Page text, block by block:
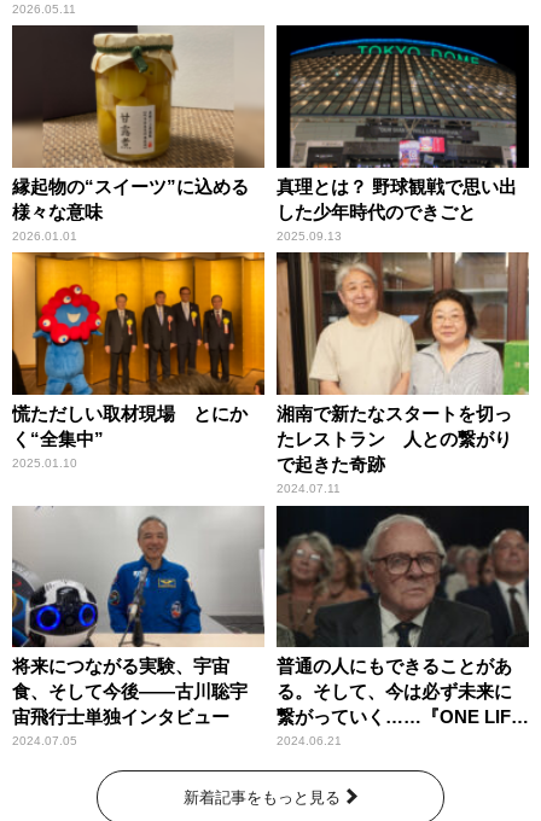
2026.05.11
縁起物の“スイーツ”に込める
様々な意味
2026.01.01
真理とは？ 野球観戦で思い出
した少年時代のできごと
2025.09.13
慌ただしい取材現場 とにか
く“全集中”
2025.01.10
湘南で新たなスタートを切っ
たレストラン 人との繋がり
で起きた奇跡
2024.07.11
将来につながる実験、宇宙
食、そして今後――古川聡宇
宙飛行士単独インタビュー
2024.07.05
普通の人にもできることがあ
る。そして、今は必ず未来に
繋がっていく……『ONE LIFE
奇跡が繋いだ6000の命』
2024.06.21
新着記事をもっと見る